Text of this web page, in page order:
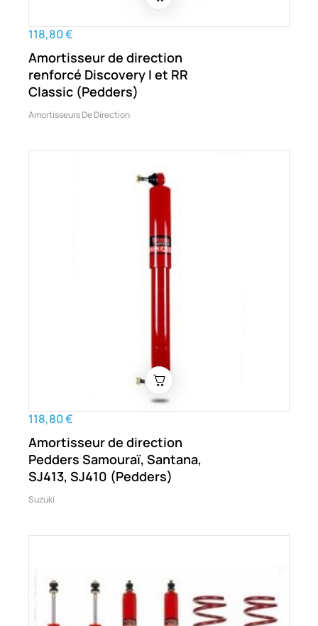
118,80 €
Amortisseur de direction
renforcé Discovery I et RR
Classic (Pedders)
Amortisseurs De Direction
118,80 €
Amortisseur de direction
Pedders Samouraï, Santana,
SJ413, SJ410 (Pedders)
Suzuki